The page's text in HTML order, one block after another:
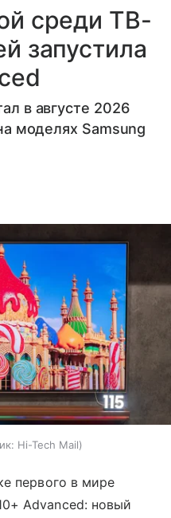
среди ТВ-
запустила
в августе 2026
моделях Samsung
Hi-Tech Mail
первого в мире
Advanced: новый